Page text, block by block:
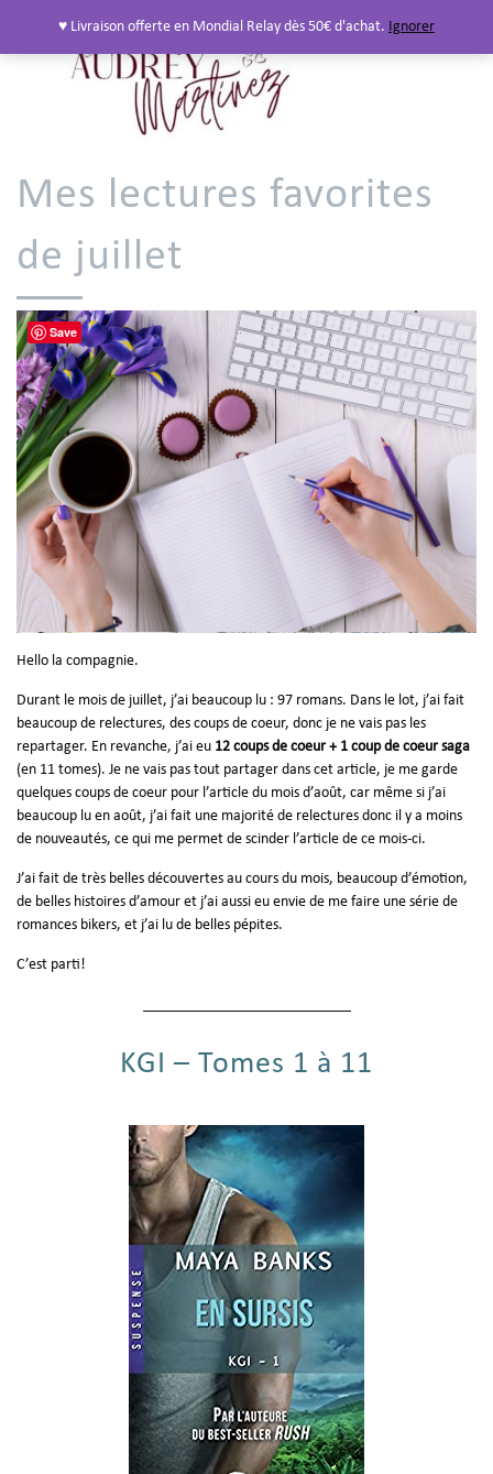
Mes lectures favorites
de juillet
Hello la compagnie.
Durant le mois de juillet, j’ai beaucoup lu : 97 romans. Dans le lot, j’ai fait
beaucoup de relectures, des coups de coeur, donc je ne vais pas les
repartager. En revanche, j’ai eu 12 coups de coeur + 1 coup de coeur saga
(en 11 tomes). Je ne vais pas tout partager dans cet article, je me garde
quelques coups de coeur pour l’article du mois d’août, car même si j’ai
beaucoup lu en août, j’ai fait une majorité de relectures donc il y a moins
de nouveautés, ce qui me permet de scinder l’article de ce mois-ci.
J’ai fait de très belles découvertes au cours du mois, beaucoup d’émotion,
de belles histoires d’amour et j’ai aussi eu envie de me faire une série de
romances bikers, et j’ai lu de belles pépites.
C’est parti!
KGI – Tomes 1 à 11
♥ Livraison offerte en Mondial Relay dès 50€ d'achat. Ignorer
Save